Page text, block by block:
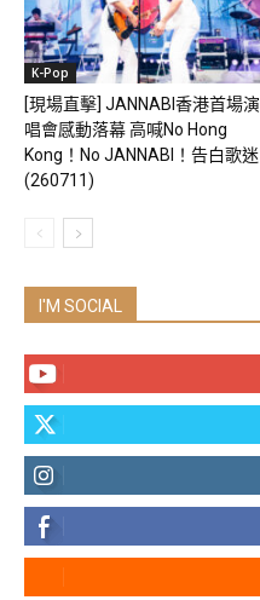
K-Pop
[現場直擊] JANNABI香港首場演
唱會感動落幕 高喊No Hong
Kong！No JANNABI！告白歌迷
(260711)
I'M SOCIAL